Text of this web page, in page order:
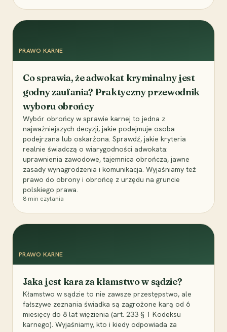
PRAWO KARNE
Co sprawia, że adwokat kryminalny jest
godny zaufania? Praktyczny przewodnik
wyboru obrońcy
Wybór obrońcy w sprawie karnej to jedna z
najważniejszych decyzji, jakie podejmuje osoba
podejrzana lub oskarżona. Sprawdź, jakie kryteria
realnie świadczą o wiarygodności adwokata:
uprawnienia zawodowe, tajemnica obrończa, jawne
zasady wynagrodzenia i komunikacja. Wyjaśniamy też
prawo do obrony i obrońcę z urzędu na gruncie
polskiego prawa.
8 min czytania
PRAWO KARNE
Jaka jest kara za kłamstwo w sądzie?
Kłamstwo w sądzie to nie zawsze przestępstwo, ale
fałszywe zeznania świadka są zagrożone karą od 6
miesięcy do 8 lat więzienia (art. 233 § 1 Kodeksu
karnego). Wyjaśniamy, kto i kiedy odpowiada za